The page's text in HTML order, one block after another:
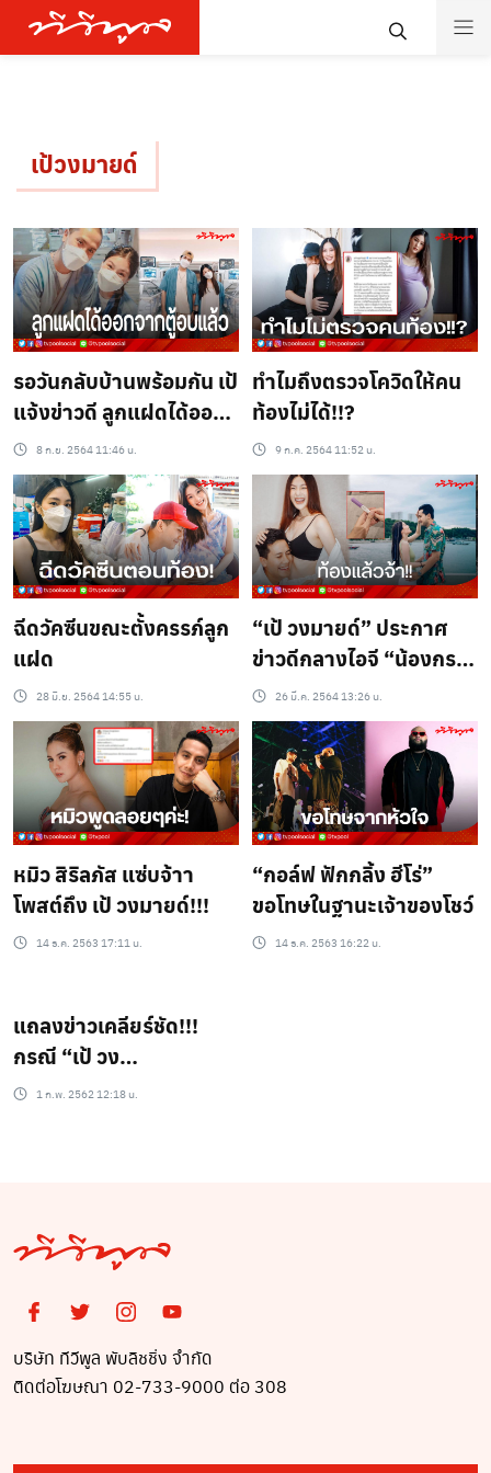
เป้วงมายด์
รอวันกลับบ้านพร้อมกัน เป้
แจ้งข่าวดี ลูกแฝดได้ออก
จากตู้อบแล้ว
8 ก.ย. 2564 11:46 น.
ทำไมถึงตรวจโควิดให้คน
ท้องไม่ได้!!?
9 ก.ค. 2564 11:52 น.
ฉีดวัคซีนขณะตั้งครรภ์ลูก
แฝด
28 มิ.ย. 2564 14:55 น.
“เป้ วงมายด์” ประกาศ
ข่าวดีกลางไอจี “น้องกร”
ภรรยาสาว ตั้งท้องแล้ว!
26 มี.ค. 2564 13:26 น.
หมิว สิริลภัส แซ่บจ้าา
โพสต์ถึง เป้ วงมายด์!!!
14 ธ.ค. 2563 17:11 น.
“กอล์ฟ ฟักกลิ้ง ฮีโร่”
ขอโทษในฐานะเจ้าของโชว์
14 ธ.ค. 2563 16:22 น.
แถลงข่าวเคลียร์ชัด!!!
กรณี “เป้ วง
มายด์”ทำร้ายผู้หญิง!!!
1 ก.พ. 2562 12:18 น.
บริษัท ทีวีพูล พับลิชชิ่ง จำกัด
ติดต่อโฆษณา 02-733-9000 ต่อ 308